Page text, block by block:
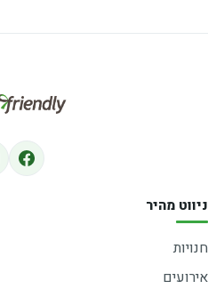
ניווט מהיר
חנויות
אירועים